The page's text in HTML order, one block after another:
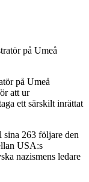
på Umeå
på Umeå
att ur
ett särskilt inrättat
263 följare den
USA:s
nazismens ledare